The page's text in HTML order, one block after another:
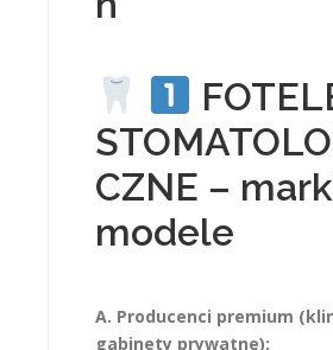
CZNE –
modele
A. Producenci premium
gabinety prywatne):